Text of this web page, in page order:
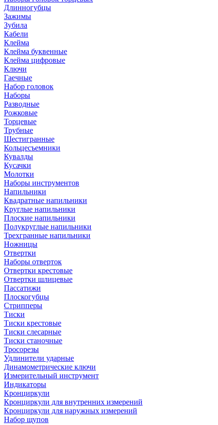
Длинногубцы
Зажимы
Зубила
Кабели
Клейма
Клейма буквенные
Клейма цифровые
Ключи
Гаечные
Набор головок
Наборы
Разводные
Рожковые
Торцевые
Трубные
Шестигранные
Кольцесъемники
Кувалды
Кусачки
Молотки
Наборы инструментов
Напильники
Квадратные напильники
Круглые напильники
Плоские напильники
Полукруглые напильники
Трехгранные напильники
Ножницы
Отвертки
Наборы отверток
Отвертки крестовые
Отвертки шлицевые
Пассатижи
Плоскогубцы
Стрипперы
Тиски
Тиски крестовые
Тиски слесарные
Тиски станочные
Тросорезы
Удлинители ударные
Динамометрические ключи
Измерительный инструмент
Индикаторы
Кронциркули
Кронциркули для внутренних измерений
Кронциркули для наружных измерений
Набор щупов